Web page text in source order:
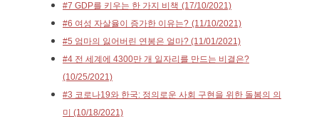
#7 GDP를 키우는 한 가지 비책 (17/10/2021)
#6 여성 자살율이 증가한 이유는? (11/10/2021)
#5 엄마의 잃어버린 연봉은 얼마? (11/01/2021)
#4 전 세계에 4300만 개 일자리를 만드는 비결은?
(10/25/2021)
#3 코로나19와 한국: 정의로운 사회 구현을 위한 돌봄의 의
미 (10/18/2021)